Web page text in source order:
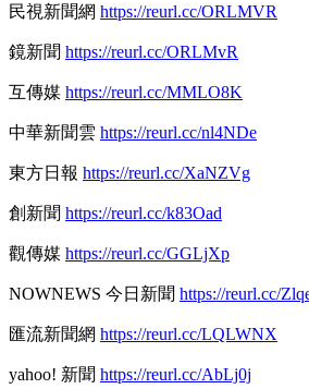
民視新聞網 https://reurl.cc/ORLMVR
鏡新聞 https://reurl.cc/ORLMvR
互傳媒 https://reurl.cc/MMLO8K
中華新聞雲 https://reurl.cc/nl4NDe
東方日報 https://reurl.cc/XaNZVg
創新聞 https://reurl.cc/k83Oad
觀傳媒 https://reurl.cc/GGLjXp
NOWNEWS 今日新聞 https://reurl.cc/
匯流新聞網 https://reurl.cc/LQLWNX
yahoo! 新聞 https://reurl.cc/AbLj0j